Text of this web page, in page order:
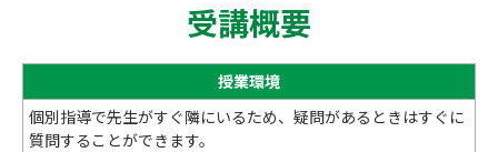
受講概要
授業環境
個別指導で先生がすぐ隣にいるため、疑問があるときはすぐに
質問することができます。